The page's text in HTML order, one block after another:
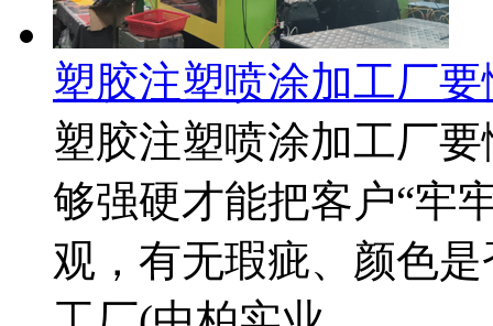
塑胶注塑喷涂加工厂
塑胶注塑喷涂加工厂
够强硬才能把客户“牢
观，有无瑕疵、颜色